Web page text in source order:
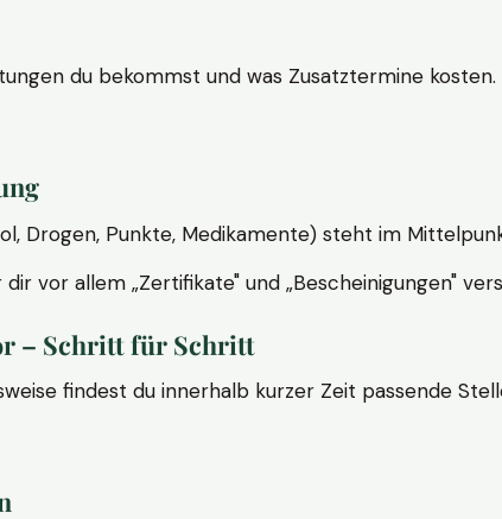
du bekommst und was Zusatztermine kosten.
Drogen, Punkte, Medikamente) steht im
vor allem „Zertifikate" und „Bescheinigungen"
– Schritt für Schritt
findest du innerhalb kurzer Zeit passende